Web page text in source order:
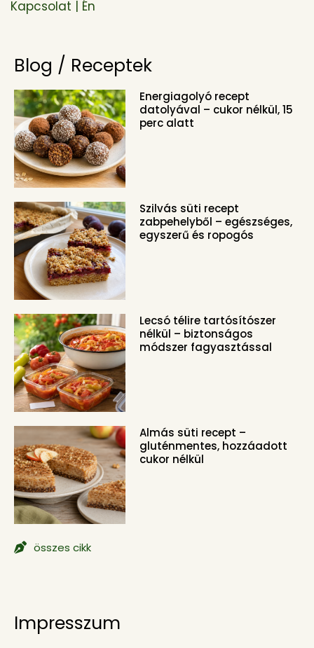
Kapcsolat | Én
Blog / Receptek
Energiagolyó recept
datolyával – cukor nélkül, 15
perc alatt
Szilvás süti recept
zabpehelyből – egészséges,
egyszerű és ropogós
Lecsó télire tartósítószer
nélkül – biztonságos
módszer fagyasztással
Almás süti recept –
gluténmentes, hozzáadott
cukor nélkül
összes cikk
Impresszum